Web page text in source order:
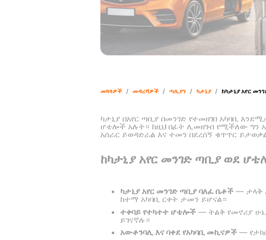
መጓጓዎች / መዳረሻዎች / ጣሊያን / ካታኒያ / ከካታኒያ አየር
ካታኒያ በአየር ጣቢያ በመንገድ የተመዘገበ አካባቢ
ሆቴሎች አሉት። ከዚህ በፊት ሊመዘገብ የሚችለው ግን
አሰራር ይወዳድራል እና ተመን በደረሰኝ ቁጥጥር
ከካታኒያ አየር መንገድ ጣቢያ ወደ
ካታኒያ አየር መንገድ ጣቢያ ባለፈ ቤቶች — ታላቅ
ከተማ አካባቢ ርቀት ታመን ይሆናል።
ተቀባይ የተካተተ ሆቴሎች — ትልቅ የመኖሪያ
ይገናኛሉ።
አውቶንባሊ እና ባቀደ የአካባቢ መኪናዎች —